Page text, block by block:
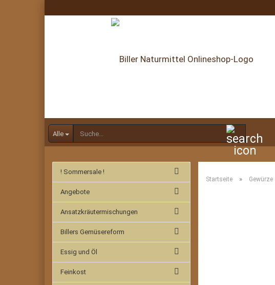
Alle
Startseite » Gewürze
! Sommersale !
Angebote
Ansatzkräutermischungen
Billers Gemüsereform
Essig und Öl
Feinkost